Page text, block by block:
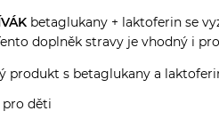
betaglukany + laktoferin se
doplněk stravy je vhodný i
produkt s betaglukany a
děti